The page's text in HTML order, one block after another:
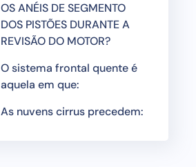
OS ANÉIS DE SEGMENTO
DOS PISTÕES DURANTE A
REVISÃO DO MOTOR?
O sistema frontal quente é
aquela em que:
As nuvens cirrus precedem: